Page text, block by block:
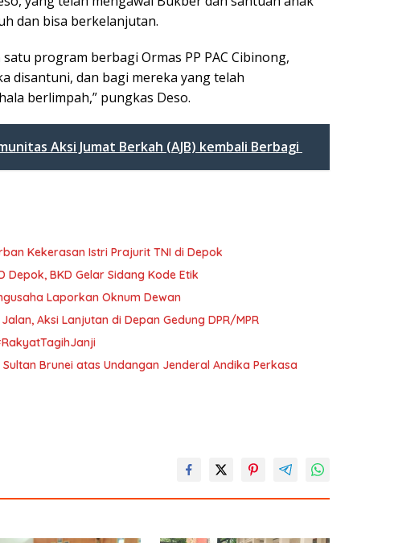
dan bisa berkelanjutan.
program berbagi Ormas PP PAC Cibinong,
disantuni, dan bagi mereka yang telah
berlimpah,” pungkas Deso.
Aksi Jumat Berkah (AJB) kembali Berbagi
Kekerasan Istri Prajurit TNI di Depok
Depok, BKD Gelar Sidang Kode Etik
Laporkan Oknum Dewan
Aksi Lanjutan di Depan Gedung DPR/MPR
Brunei atas Undangan Jenderal Andika Perkasa